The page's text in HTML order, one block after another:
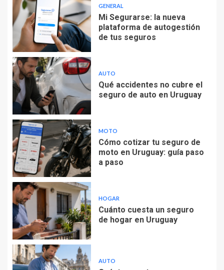
GENERAL
Mi Segurarse: la nueva
plataforma de autogestión
de tus seguros
AUTO
Qué accidentes no cubre el
seguro de auto en Uruguay
MOTO
Cómo cotizar tu seguro de
moto en Uruguay: guía paso
a paso
HOGAR
Cuánto cuesta un seguro
de hogar en Uruguay
AUTO